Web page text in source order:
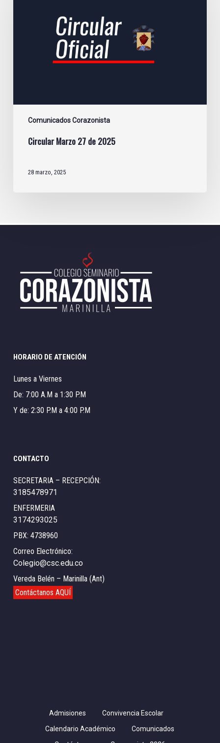
Comunicados Corazonista
Circular Marzo 27 de 2025
28 marzo, 2025
HORARIO DE ATENCIÓN
Lunes a Viernes
De: 7:00 A.M a 1:30 P.M
Y de: 2:30 P.M a 4:00 P.M
CONTACTO
SECRETARIA – RECEPCIÓN:
3185478971
ENFERMERIA
3174293025
PBX: 4738960
Correo Electrónico:
Colegio@csc.edu.co
Vereda Belén – Marinilla (Ant)
Contáctanos AQUÍ
Admisiones
Convivencia Escolar
Calendario Académico
Comunicados